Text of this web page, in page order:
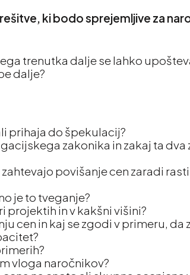
ki bodo sprejemljive za
trenutka dalje se lahko
dalje?
prihaja do špekulacij?
zakonika in zakaj ta dva
povišanje cen zaradi
je to tveganje?
projektih in v kakšni višini?
cen in kaj se zgodi v primeru, da
vloga naročnikov?